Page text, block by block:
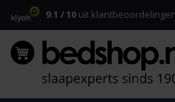
9.1 / 10 uit klantbeoordelingen